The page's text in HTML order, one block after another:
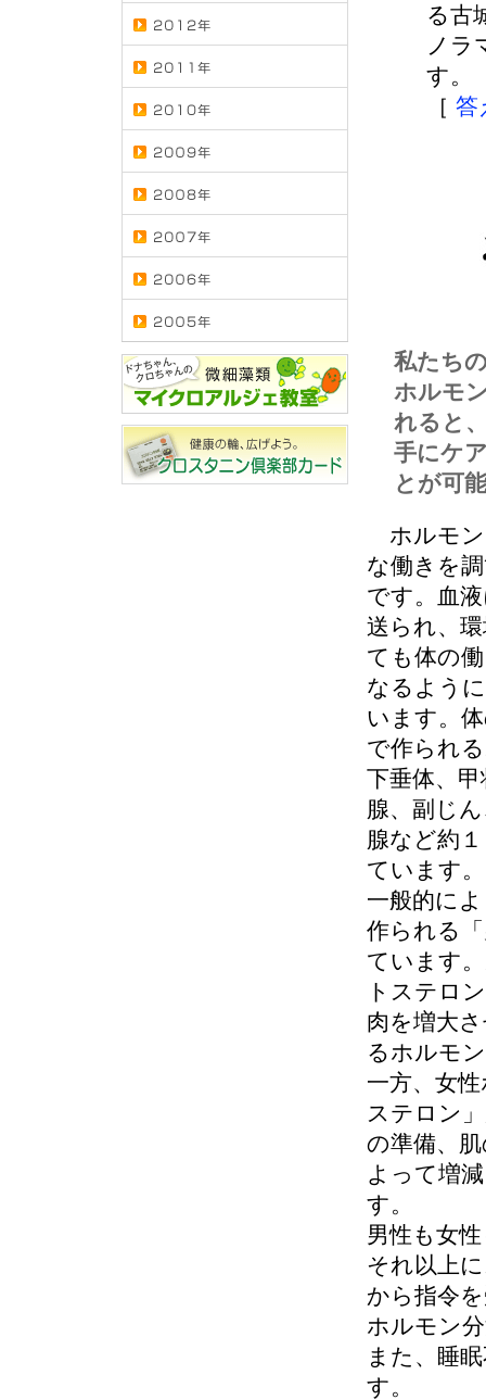
る古
ノラ
す。
［ 答
私たち
ホルモ
れると
手にケ
とが可
ホルモン
な働きを
です。血
送られ、
ても体の
なるよう
います。
で作られ
下垂体、
腺、副じ
腺など約
ています。
一般的に
作られる
ています
トステロ
肉を増大
るホルモ
一方、女
ステロン
の準備、
よって増
す。
男性も女
それ以上
から指令
ホルモン
また、睡
す。